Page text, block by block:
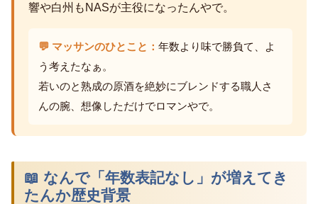
響や白州もNASが主役になったんやで。
💬 マッサンのひとこと： 年数より味で勝負て、よ
う考えたなぁ。
若いのと熟成の原酒を絶妙にブレンドする職人さ
んの腕、想像しただけでロマンやで。
📖 なんで「年数表記なし」が増えてき
たんか歴史背景